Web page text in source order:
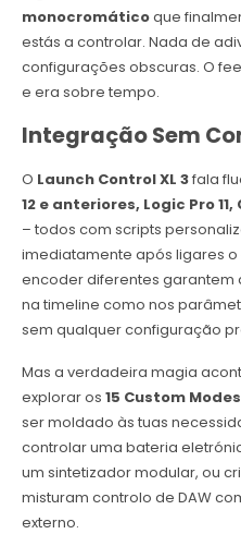
monocromáticoque
estás a controlar. Nada de
configurações obscuras. O
e era sobre tempo.
Integração Sem
O Launch Control XL 3fala
12 e anteriores, Logic Pro
– todos com scripts
imediatamente após ligares
encoder diferentes garantem
na timeline como nos
sem qualquer configuração
Mas a verdadeira magia
explorar os 15 Custom
ser moldado às tuas
controlar uma bateria
um sintetizador modular, ou
misturam controlo de DAW
externo.